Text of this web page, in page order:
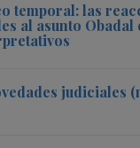
temporal: las
al asunto Obadal
judiciales